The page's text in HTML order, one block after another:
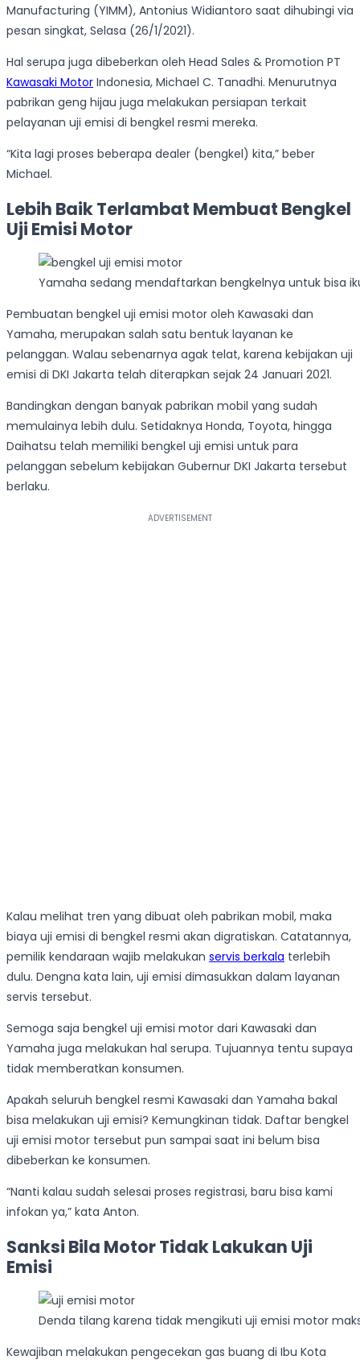
Manufacturing (YIMM), Antonius Widiantoro saat dihubingi via
pesan singkat, Selasa (26/1/2021).
Hal serupa juga dibeberkan oleh Head Sales & Promotion PT
Kawasaki Motor Indonesia, Michael C. Tanadhi. Menurutnya
pabrikan geng hijau juga melakukan persiapan terkait
pelayanan uji emisi di bengkel resmi mereka.
“Kita lagi proses beberapa dealer (bengkel) kita,” beber
Michael.
Lebih Baik Terlambat Membuat Bengkel
Uji Emisi Motor
Yamaha sedang mendaftarkan bengkelnya untuk bisa
Pembuatan bengkel uji emisi motor oleh Kawasaki dan
Yamaha, merupakan salah satu bentuk layanan ke
pelanggan. Walau sebenarnya agak telat, karena kebijakan uji
emisi di DKI Jakarta telah diterapkan sejak 24 Januari 2021.
Bandingkan dengan banyak pabrikan mobil yang sudah
memulainya lebih dulu. Setidaknya Honda, Toyota, hingga
Daihatsu telah memiliki bengkel uji emisi untuk para
pelanggan sebelum kebijakan Gubernur DKI Jakarta tersebut
berlaku.
Kalau melihat tren yang dibuat oleh pabrikan mobil, maka
biaya uji emisi di bengkel resmi akan digratiskan. Catatannya,
pemilik kendaraan wajib melakukan servis berkala terlebih
dulu. Dengna kata lain, uji emisi dimasukkan dalam layanan
servis tersebut.
Semoga saja bengkel uji emisi motor dari Kawasaki dan
Yamaha juga melakukan hal serupa. Tujuannya tentu supaya
tidak memberatkan konsumen.
Apakah seluruh bengkel resmi Kawasaki dan Yamaha bakal
bisa melakukan uji emisi? Kemungkinan tidak. Daftar bengkel
uji emisi motor tersebut pun sampai saat ini belum bisa
dibeberkan ke konsumen.
“Nanti kalau sudah selesai proses registrasi, baru bisa kami
infokan ya,” kata Anton.
Sanksi Bila Motor Tidak Lakukan Uji
Emisi
Denda tilang karena tidak mengikuti uji emisi motor
Kewajiban melakukan pengecekan gas buang di Ibu Kota